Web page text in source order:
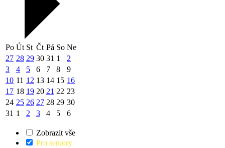
Po Út St Čt Pá So Ne
27 28 29 30 31 1
2
3
4 5 6 7 8
9
10 11 12 13 14 15 16
17 18 19 20 21 22 23
24 25 26 27 28 29 30
31 1 2 3 4 5 6
Zobrazit vše
Pro seniory